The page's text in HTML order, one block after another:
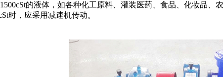
的液体，如各种化工原料、灌装医药、食品、化妆品、
时，应采用减速机传动。